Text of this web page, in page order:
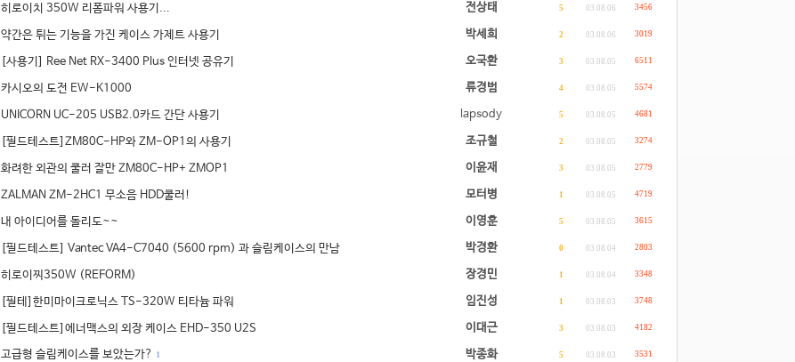
히로이치 350W 리폼파워 사용기... 전상태 5 03.08.06 3456
약간은 튀는 기능을 가진 케이스 가제트 사용기 박세희 2 03.08.06 3019
[사용기] Ree Net RX-3400 Plus 인터넷 공유기 오국환 3 03.08.05 6511
카시오의 도전 EW-K1000 류경범 4 03.08.05 5574
UNICORN UC-205 USB2.0카드 간단 사용기 lapsody 5 03.08.05 4681
[필드테스트]ZM80C-HP와 ZM-OP1의 사용기 조규철 2 03.08.05 3274
화려한 외관의 쿨러 잘만 ZM80C-HP+ ZMOP1 이윤재 3 03.08.05 2779
ZALMAN ZM-2HC1 무소음 HDD쿨러! 모터병 1 03.08.05 4719
내 아이디어를 돌리도~~ 이영훈 5 03.08.05 3615
[필드테스트] Vantec VA4-C7040 (5600 rpm) 과 슬림케이스의 만남 박경환 0 03.08.04 2803
히로이찌350W (REFORM) 장경민 1 03.08.04 3348
[필테]한미마이크로닉스 TS-320W 티타늄 파워 임진성 1 03.08.03 3748
[필드테스트]에너맥스의 외장 케이스 EHD-350 U2S 이대근 3 03.08.03 4182
고급형 슬림케이스를 보았는가? 1 박종화 5 03.08.03 3531